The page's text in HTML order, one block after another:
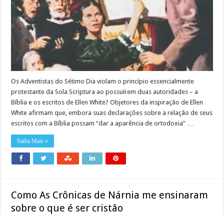
Os Adventistas do Sétimo Dia violam o princípio essencialmente
protestante da Sola Scriptura ao possuírem duas autoridades – a
Bíblia e os escritos de Ellen White? Objetores da inspiração de Ellen
White afirmam que, embora suas declarações sobre a relação de seus
escritos com a Bíblia possam “dar a aparência de ortodoxia” …
Saiba Mais »
Como As Crônicas de Nárnia me ensinaram
sobre o que é ser cristão